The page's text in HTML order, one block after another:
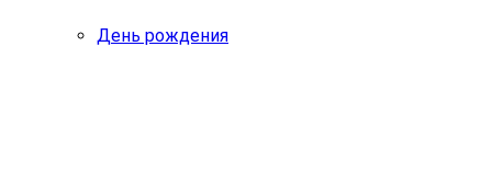
День рождения